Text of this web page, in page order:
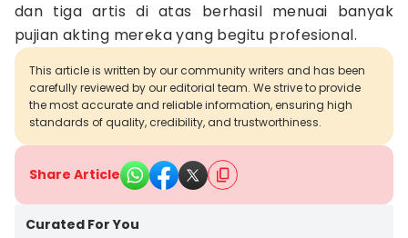
dan tiga artis di atas berhasil menuai banyak
pujian akting mereka yang begitu profesional.
This article is written by our community writers and has been
carefully reviewed by our editorial team. We strive to provide
the most accurate and reliable information, ensuring high
standards of quality, credibility, and trustworthiness.
Share Article
Curated For You